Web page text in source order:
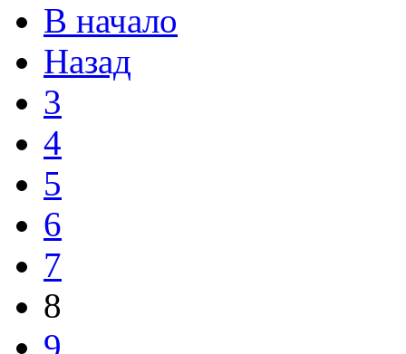
В начало
Назад
3
4
5
6
7
8